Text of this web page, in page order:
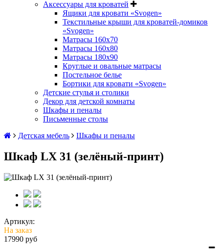
Аксессуары для кроватей
Ящики для кровати «Svogen»
Текстильные крыши для кроватей-домиков
«Svogen»
Матрасы 160х70
Матрасы 160х80
Матрасы 180х90
Круглые и овальные матрасы
Постельное белье
Бортики для кровати «Svogen»
Детские стулья и столики
Декор для детской комнаты
Шкафы и пеналы
Письменные столы
Детская мебель
Шкафы и пеналы
Шкаф LX 31 (зелёный-принт)
Артикул:
На заказ
17990 руб